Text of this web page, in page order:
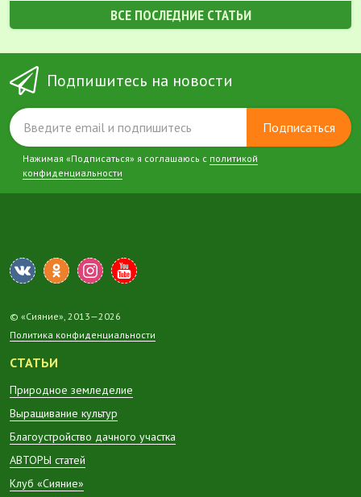
ВСЕ ПОСЛЕДНИЕ СТАТЬИ
Подпишитесь на новости
Подписаться
Нажимая «Подписаться» я соглашаюсь с политикой
конфиденциальности
© «Сияние», 2013—2026
Политика конфиденциальности
СТАТЬИ
Природное земледелие
Выращивание культур
Благоустройство дачного участка
АВТОРЫ статей
Клуб «Сияние»